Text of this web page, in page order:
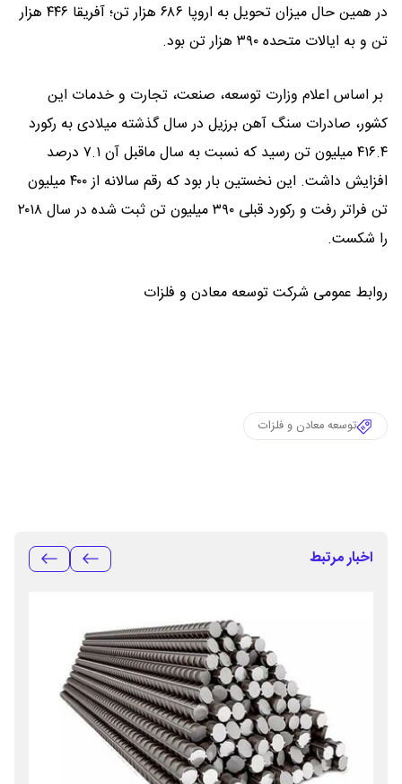
در همین حال میزان تحویل به اروپا ۶۸۶ هزار تن؛ آفریقا ۴۴۶ هزار
تن و به ایالات متحده ۳۹۰ هزار تن بود.
بر اساس اعلام وزارت توسعه، صنعت، تجارت و خدمات این
کشور، صادرات سنگ آهن برزیل در سال گذشته میلادی به رکورد
۴۱۶.۴ میلیون تن رسید که نسبت به سال ماقبل آن ۷.۱ درصد
افزایش داشت. این نخستین بار بود که رقم سالانه از ۴۰۰ میلیون
تن فراتر رفت و رکورد قبلی ۳۹۰ میلیون تن ثبت شده در سال ۲۰۱۸
را شکست.
روابط عمومی شرکت توسعه معادن و فلزات
توسعه معادن و فلزات
اخبار مرتبط